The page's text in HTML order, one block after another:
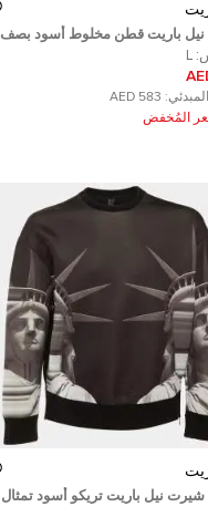
باريت قطن مخلوط أسود بصف
كبير - لارج L
583 AED
المُخفض
نيل باريت تريكو أسود تمثال